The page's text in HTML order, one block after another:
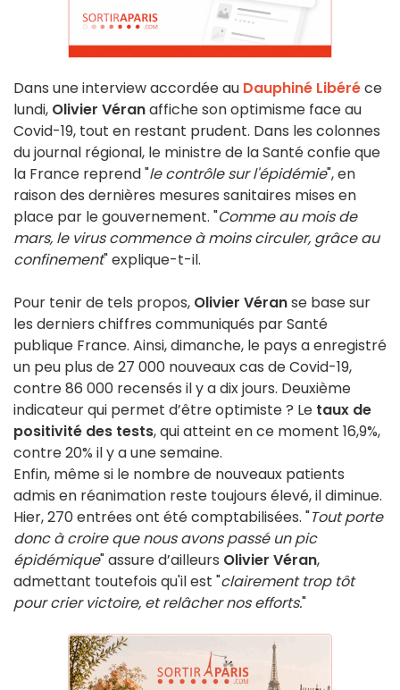
Dans une interview accordée au Dauphiné Libéréce
lundi, Olivier Véranaffiche son optimisme face au
Covid-19, tout en restant prudent. Dans les colonnes
du journal régional, le ministre de la Santé confie que
la France reprend "le contrôle sur l'épidémie", en
raison des dernières mesures sanitaires mises en
place par le gouvernement. "Comme au mois de
mars, le virus commence à moins circuler, grâce au
confinement" explique-t-il.
Pour tenir de tels propos, Olivier Véranse base sur
les derniers chiffres communiqués par Santé
publique France. Ainsi, dimanche, le pays a enregistré
un peu plus de 27 000 nouveaux cas de Covid-19,
contre 86 000 recensés il y a dix jours. Deuxième
indicateur qui permet d’être optimiste ? Le taux de
positivité des tests, qui atteint en ce moment 16,9%,
contre 20% il y a une semaine.
Enfin, même si le nombre de nouveaux patients
admis en réanimation reste toujours élevé, il diminue.
Hier, 270 entrées ont été comptabilisées. "Tout porte
donc à croire que nous avons passé un pic
épidémique" assure d’ailleurs Olivier Véran,
admettant toutefois qu'il est "clairement trop tôt
pour crier victoire, et relâcher nos efforts."